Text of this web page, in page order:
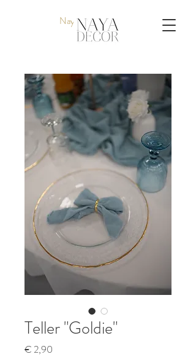
Naya Decor
Teller "Goldie"
€ 2,90